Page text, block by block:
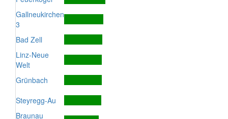
Gallneukirchen
3
Bad Zell
Linz-Neue
Welt
Grünbach
Steyregg-Au
Braunau